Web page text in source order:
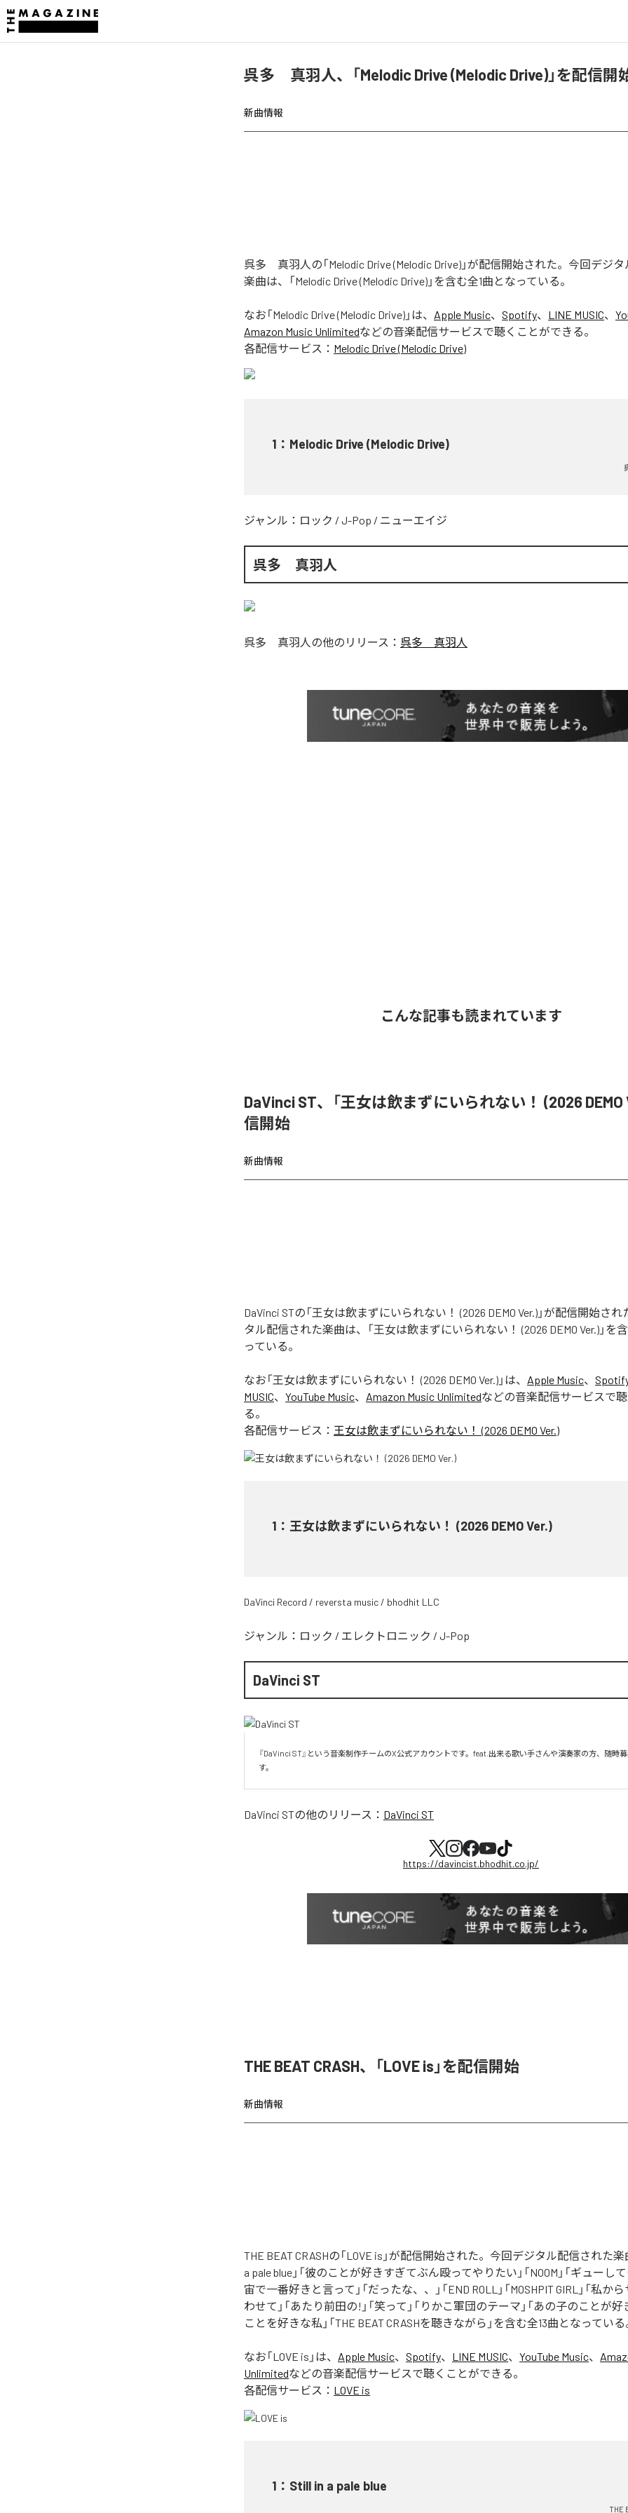
呉多 真羽人、「Melodic Drive (Melodic Drive)」を配信開
新曲情報
呉多 真羽人の「Melodic Drive (Melodic Drive)」が配信開始された。今回デジ
楽曲は、「Melodic Drive (Melodic Drive)」を含む全1曲となっている。
なお「Melodic Drive (Melodic Drive) 」は、 Apple Music、 Spotify、 LINE MUSIC、
Amazon Music Unlimitedなどの音楽配信サービスで聴くことができる。
各配信サービス： Melodic Drive (Melodic Drive)
1 ： Melodic Drive (Melodic Drive)
ジャンル： ロック / J-Pop / ニューエイジ
呉多 真羽人
呉多 真羽人 の他のリリース： 呉多 真羽人
こんな記事も読まれています
DaVinci ST、「王女は飲まずにいられない！ (2026 DEMO
信開始
新曲情報
DaVinci STの「王女は飲まずにいられない！ (2026 DEMO Ver.)」が配信開始さ
タル配信された楽曲は、「王女は飲まずにいられない！ (2026 DEMO Ver.)」を
っている。
なお「王女は飲まずにいられない！ (2026 DEMO Ver.) 」は、 Apple Music、
MUSIC、 YouTube Music、 Amazon Music Unlimitedなどの音楽配信サービスで
る。
各配信サービス： 王女は飲まずにいられない！ (2026 DEMO Ver.)
1 ： 王女は飲まずにいられない！ (2026 DEMO Ver.)
DaVinci Record / reversta music / bhodhit LLC
ジャンル： ロック / エレクトロニック / J-Pop
DaVinci ST
『DaVinci ST』という音楽制作チームのX公式アカウントです。feat.出来る歌い手さんや演奏家の方、随時
す。
DaVinci STの他のリリース： DaVinci ST
https://davincist.bhodhit.co.jp/
THE BEAT CRASH、「LOVE is」を配信開始
新曲情報
THE BEAT CRASHの「LOVE is」が配信開始された。今回デジタル配信された楽
a pale blue」「彼のことが好きすぎてぶん殴ってやりたい」「NOOM」「ギューし
宙で一番好きと言って」「だったな、、」「END ROLL」「MOSHPIT GIRL」「私か
わせて」「あたり前田の!」「笑って」「りかこ軍団のテーマ」「あの子のことが
ことを好きな私」「THE BEAT CRASHを聴きながら」を含む全13曲となっている
なお「LOVE is 」は、 Apple Music、 Spotify、 LINE MUSIC、 YouTube Music、
Unlimitedなどの音楽配信サービスで聴くことができる。
各配信サービス： LOVE is
1 ： Still in a pale blue
THE